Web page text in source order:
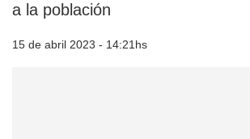
a la población
15 de abril 2023 - 14:21hs